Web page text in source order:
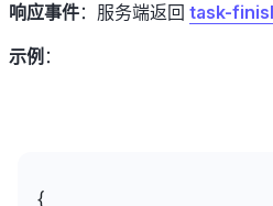
响应事件：服务端返回 task-
示例 ：
{